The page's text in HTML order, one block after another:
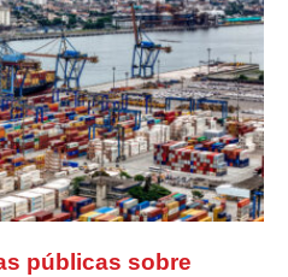
públicas sobre